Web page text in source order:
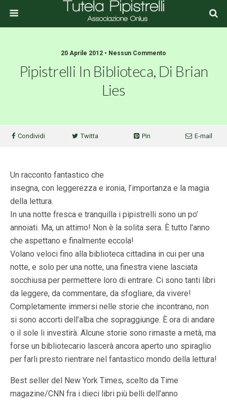
20 Aprile 2012 • Nessun Commento
Pipistrelli In Biblioteca, Di Brian
Lies
Condividi Twitta Pin E-mail
Un racconto fantastico che
insegna, con leggerezza e ironia, l’importanza e la magia
della lettura.
In una notte fresca e tranquilla i pipistrelli sono un po’
annoiati. Ma, un attimo! Non è la solita sera. È tutto l’anno
che aspettano e finalmente eccola!
Volano veloci fino alla biblioteca cittadina in cui per una
notte, e solo per una notte, una finestra viene lasciata
socchiusa per permettere loro di entrare. Ci sono tanti libri
da leggere, da commentare, da sfogliare, da vivere!
Completamente immersi nelle storie che incontrano, non
si sono accorti dell’alba che sopraggiunge. È ora di andare
o il sole li investirà. Alcune storie sono rimaste a metà, ma
forse un bibliotecario lascerà ancora aperto uno spiraglio
per farli presto rientrare nel fantastico mondo della lettura!
Best seller del New York Times, scelto da Time
magazine/CNN fra i dieci libri più belli dell’anno